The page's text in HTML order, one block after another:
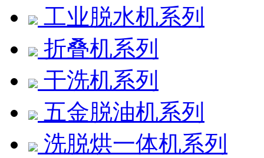
工业脱水机系列
折叠机系列
干洗机系列
五金脱油机系列
洗脱烘一体机系列